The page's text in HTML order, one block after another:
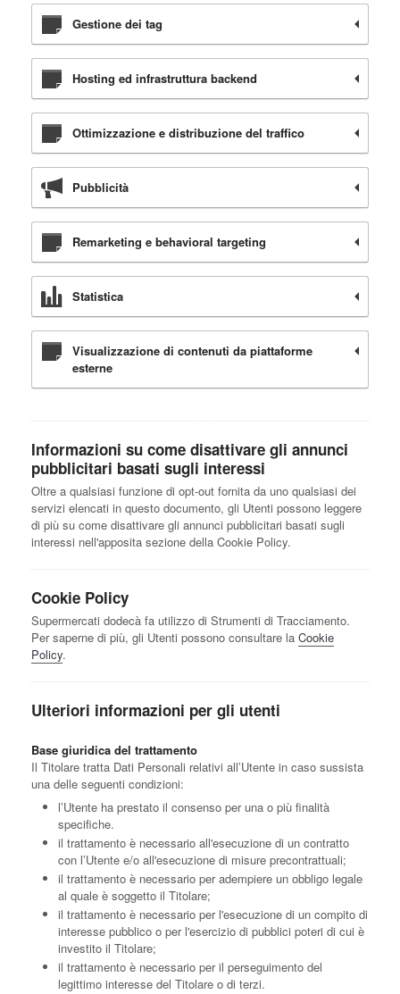
Gestione dei tag
Hosting ed infrastruttura backend
Ottimizzazione e distribuzione del traffico
Pubblicità
Remarketing e behavioral targeting
Statistica
Visualizzazione di contenuti da piattaforme
esterne
Informazioni su come disattivare gli annunci
pubblicitari basati sugli interessi
Oltre a qualsiasi funzione di opt-out fornita da uno qualsiasi dei
servizi elencati in questo documento, gli Utenti possono leggere
di più su come disattivare gli annunci pubblicitari basati sugli
interessi nell'apposita sezione della Cookie Policy.
Cookie Policy
Supermercati dodecà fa utilizzo di Strumenti di Tracciamento.
Per saperne di più, gli Utenti possono consultare la Cookie
Policy.
Ulteriori informazioni per gli utenti
Base giuridica del trattamento
Il Titolare tratta Dati Personali relativi all’Utente in caso sussista
una delle seguenti condizioni:
l’Utente ha prestato il consenso per una o più finalità
specifiche.
il trattamento è necessario all'esecuzione di un contratto
con l’Utente e/o all'esecuzione di misure precontrattuali;
il trattamento è necessario per adempiere un obbligo legale
al quale è soggetto il Titolare;
il trattamento è necessario per l'esecuzione di un compito di
interesse pubblico o per l'esercizio di pubblici poteri di cui è
investito il Titolare;
il trattamento è necessario per il perseguimento del
legittimo interesse del Titolare o di terzi.